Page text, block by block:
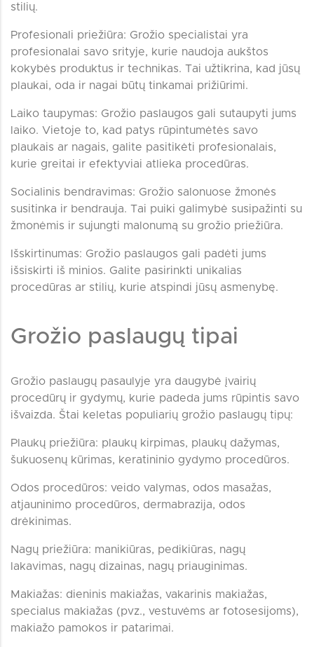
stilių.
Profesionali priežiūra: Grožio specialistai yra
profesionalai savo srityje, kurie naudoja aukštos
kokybės produktus ir technikas. Tai užtikrina, kad jūsų
plaukai, oda ir nagai būtų tinkamai prižiūrimi.
Laiko taupymas: Grožio paslaugos gali sutaupyti jums
laiko. Vietoje to, kad patys rūpintumėtės savo
plaukais ar nagais, galite pasitikėti profesionalais,
kurie greitai ir efektyviai atlieka procedūras.
Socialinis bendravimas: Grožio salonuose žmonės
susitinka ir bendrauja. Tai puiki galimybė susipažinti su
žmonėmis ir sujungti malonumą su grožio priežiūra.
Išskirtinumas: Grožio paslaugos gali padėti jums
išsiskirti iš minios. Galite pasirinkti unikalias
procedūras ar stilių, kurie atspindi jūsų asmenybę.
Grožio paslaugų tipai
Grožio paslaugų pasaulyje yra daugybė įvairių
procedūrų ir gydymų, kurie padeda jums rūpintis savo
išvaizda. Štai keletas populiarių grožio paslaugų tipų:
Plaukų priežiūra: plaukų kirpimas, plaukų dažymas,
šukuosenų kūrimas, keratininio gydymo procedūros.
Odos procedūros: veido valymas, odos masažas,
atjauninimo procedūros, dermabrazija, odos
drėkinimas.
Nagų priežiūra: manikiūras, pedikiūras, nagų
lakavimas, nagų dizainas, nagų priauginimas.
Makiažas: dieninis makiažas, vakarinis makiažas,
specialus makiažas (pvz., vestuvėms ar fotosesijoms),
makiažo pamokos ir patarimai.